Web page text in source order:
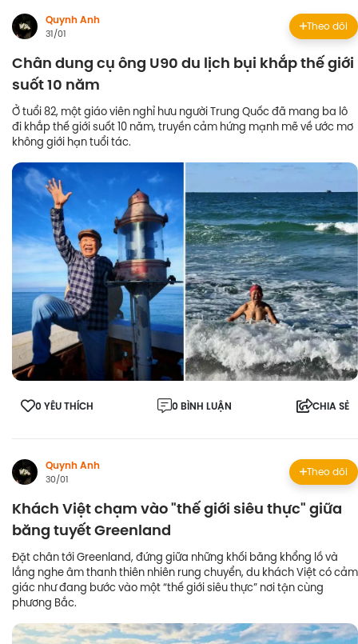
Quynh Anh
31/01
Theo dõi
Chân dung cụ ông U90 du lịch bụi khắp thế giới
suốt 10 năm
Ở tuổi 82, một giáo viên nghỉ hưu người Trung Quốc đã mang ba lô
đi khắp thế giới suốt 10 năm, truyền cảm hứng mạnh mẽ về ước mơ
không giới hạn tuổi tác.
0 YÊU THÍCH 0 BÌNH LUẬN CHIA SẺ
Quynh Anh
30/01
Theo dõi
Khách Việt chạm vào "thế giới siêu thực" giữa
băng tuyết Greenland
Đặt chân tới Greenland, đứng giữa những khối băng khổng lồ và
lắng nghe âm thanh thiên nhiên rung chuyển, du khách Việt có cảm
giác như đang bước vào một “thế giới siêu thực” nơi tận cùng
phương Bắc.